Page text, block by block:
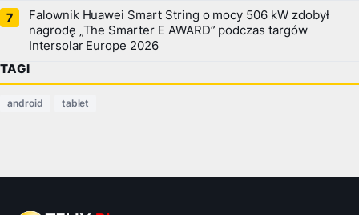
Falownik Huawei Smart String o mocy 506 kW zdobył
nagrodę „The Smarter E AWARD” podczas targów
Intersolar Europe 2026
TAGI
android tablet